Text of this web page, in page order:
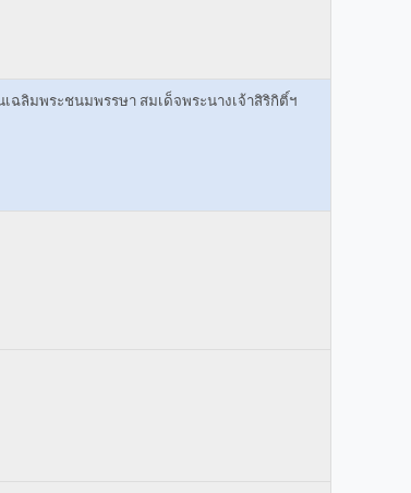
เฉลิมพระชนมพรรษา สมเด็จพระนางเจ้าสิริกิติ์ฯ